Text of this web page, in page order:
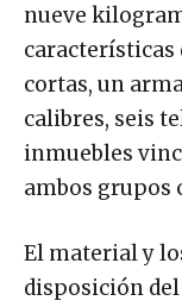
nueve
características
cortas, un
calibres, seis
inmuebles
ambos grupos
El material y
disposición